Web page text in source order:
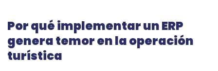
Por qué implementar un ERP
genera temor en la operación
turística